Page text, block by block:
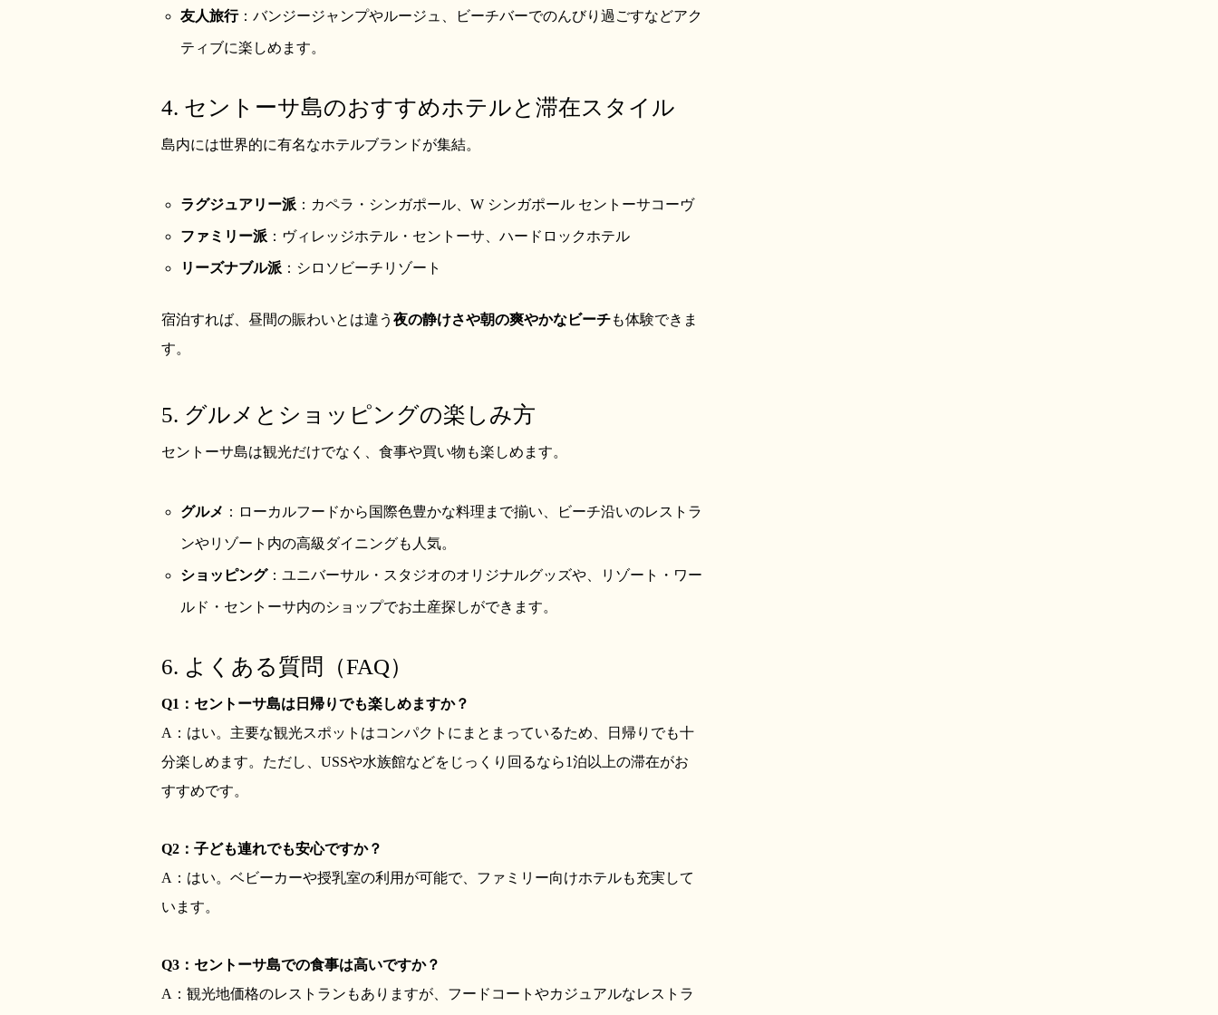
友人旅行：バンジージャンプやルージュ、ビーチバーでのんびり過ごすなどアク
ティブに楽しめます。
4. セントーサ島のおすすめホテルと滞在スタイル
島内には世界的に有名なホテルブランドが集結。
ラグジュアリー派：カペラ・シンガポール、W シンガポール セントーサコーヴ
ファミリー派：ヴィレッジホテル・セントーサ、ハードロックホテル
リーズナブル派：シロソビーチリゾート
宿泊すれば、昼間の賑わいとは違う 夜の静けさや朝の爽やかなビーチも体験できま
す。
5. グルメとショッピングの楽しみ方
セントーサ島は観光だけでなく、食事や買い物も楽しめます。
グルメ ：ローカルフードから国際色豊かな料理まで揃い、ビーチ沿いのレストラ
ンやリゾート内の高級ダイニングも人気。
ショッピング：ユニバーサル・スタジオのオリジナルグッズや、リゾート・ワー
ルド・セントーサ内のショップでお土産探しができます。
6. よくある質問（FAQ）
Q1：セントーサ島は日帰りでも楽しめますか？
A：はい。主要な観光スポットはコンパクトにまとまっているため、日帰りでも十
分楽しめます。ただし、USSや水族館などをじっくり回るなら1泊以上の滞在がお
すすめです。
Q2：子ども連れでも安心ですか？
A：はい。ベビーカーや授乳室の利用が可能で、ファミリー向けホテルも充実して
います。
Q3：セントーサ島での食事は高いですか？
A：観光地価格のレストランもありますが、フードコートやカジュアルなレストラ